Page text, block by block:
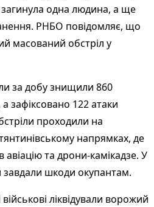
загинула одна людина, а ще
РНБО повідомляє, що
масований обстріл у
за добу знищили 860
зафіксовано 122 атаки
проходили на
напрямках, де
та дрони-камікадзе. У
завдали шкоди окупантам.
ліквідували ворожий